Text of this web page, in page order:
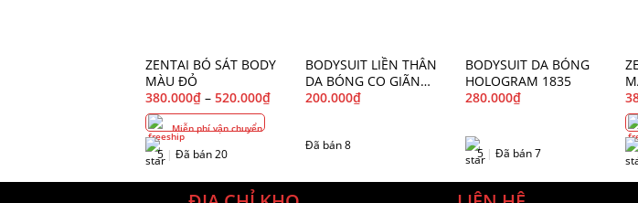
ZENTAI BÓ SÁT BODY
MÀU ĐỎ
380.000₫ – 520.000₫
Miễn phí vận chuyển
5 | Đã bán 20
BODYSUIT LIỀN THÂN
DA BÓNG CO GIÃN
1838
200.000₫
Đã bán 8
BODYSUIT DA BÓNG
HOLOGRAM 1835
280.000₫
5 | Đã bán 7